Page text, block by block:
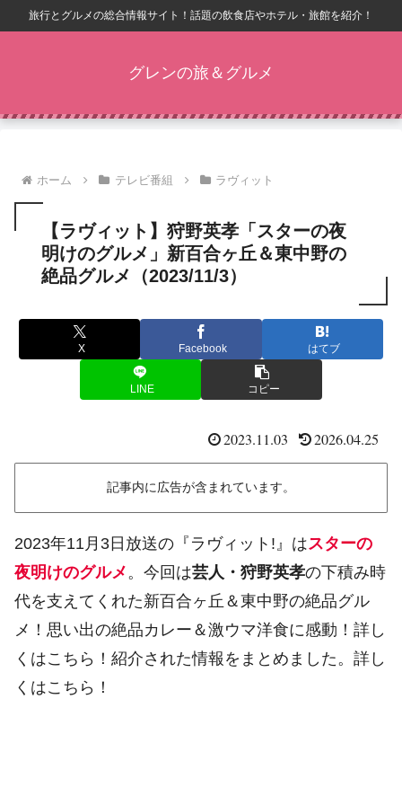
旅行とグルメの総合情報サイト！話題の飲食店やホテル・旅館を紹介！
グレンの旅＆グルメ
ホーム テレビ番組 ラヴィット
【ラヴィット】狩野英孝「スターの夜
明けのグルメ」新百合ヶ丘＆東中野の
絶品グルメ（2023/11/3）
X Facebook はてブ
LINE コピー
2023.11.03 2026.04.25
記事内に広告が含まれています。
2023年11月3日放送の『ラヴィット!』はスターの
夜明けのグルメ 。今回は芸人・狩野英孝の下積み時
代を支えてくれた新百合ヶ丘＆東中野の絶品グル
メ！思い出の絶品カレー＆激ウマ洋食に感動！詳し
くはこちら！紹介された情報をまとめました。詳し
くはこちら！